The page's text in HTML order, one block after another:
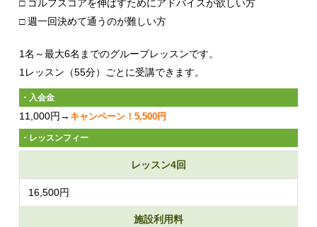
□ ゴルフスコアを伸ばすためにアドバイスが欲しい方
□ 週一回決めて通うのが難しい方
1名～最大6名までのグループレッスンです。
1レッスン（55分）ごとに受講できます。
・入会金
11,000円→ キャンペーン！5,500円
・レッスンフィー
レッスン4回
16,500円
施設利用料